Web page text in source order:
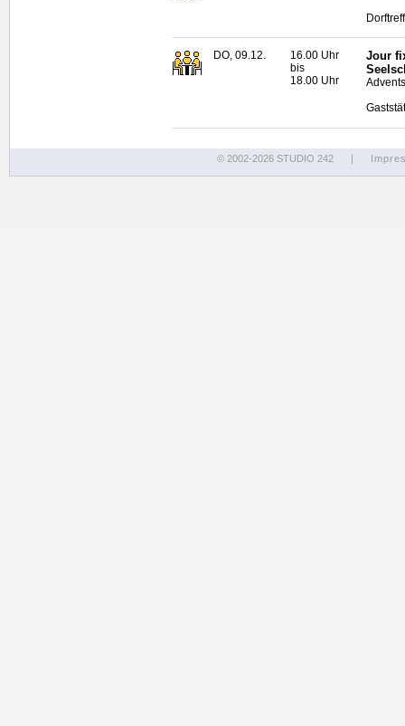
DO, 09.12.
16.00 Uhr
bis
18.00 Uhr
Jour
© 2002-2026 STUDIO 242 |